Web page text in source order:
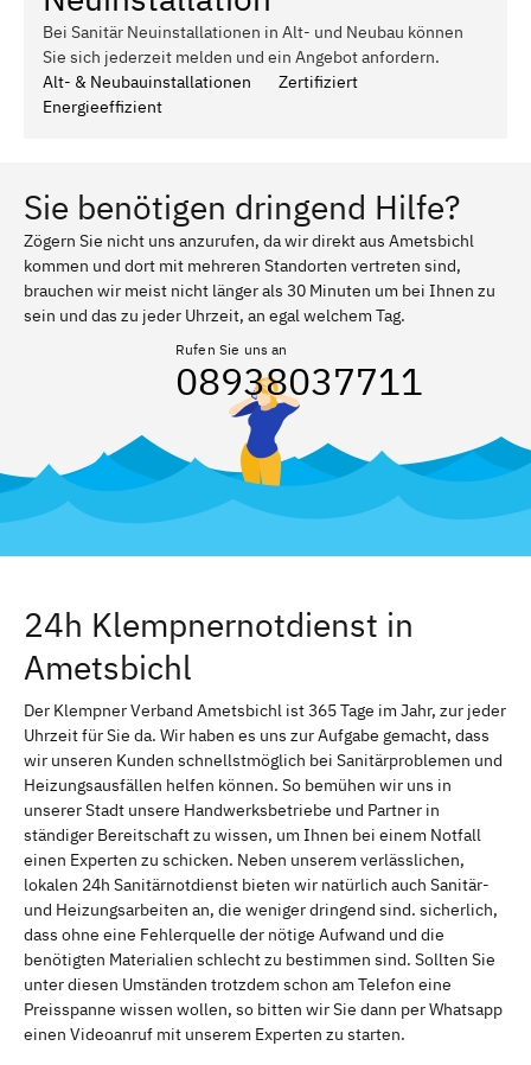
Bei Sanitär Neuinstallationen in Alt- und Neubau können
Sie sich jederzeit melden und ein Angebot anfordern.
Alt- & Neubauinstallationen
Zertifiziert
Energieeffizient
Sie benötigen dringend Hilfe?
Zögern Sie nicht uns anzurufen, da wir direkt aus Ametsbichl
kommen und dort mit mehreren Standorten vertreten sind,
brauchen wir meist nicht länger als 30 Minuten um bei Ihnen zu
sein und das zu jeder Uhrzeit, an egal welchem Tag.
Rufen Sie uns an
08938037711
24h Klempnernotdienst in
Ametsbichl
Der Klempner Verband Ametsbichl ist 365 Tage im Jahr, zur jeder
Uhrzeit für Sie da. Wir haben es uns zur Aufgabe gemacht, dass
wir unseren Kunden schnellstmöglich bei Sanitärproblemen und
Heizungsausfällen helfen können. So bemühen wir uns in
unserer Stadt unsere Handwerksbetriebe und Partner in
ständiger Bereitschaft zu wissen, um Ihnen bei einem Notfall
einen Experten zu schicken. Neben unserem verlässlichen,
lokalen 24h Sanitärnotdienst bieten wir natürlich auch Sanitär-
und Heizungsarbeiten an, die weniger dringend sind. sicherlich,
dass ohne eine Fehlerquelle der nötige Aufwand und die
benötigten Materialien schlecht zu bestimmen sind. Sollten Sie
unter diesen Umständen trotzdem schon am Telefon eine
Preisspanne wissen wollen, so bitten wir Sie dann per Whatsapp
einen Videoanruf mit unserem Experten zu starten.